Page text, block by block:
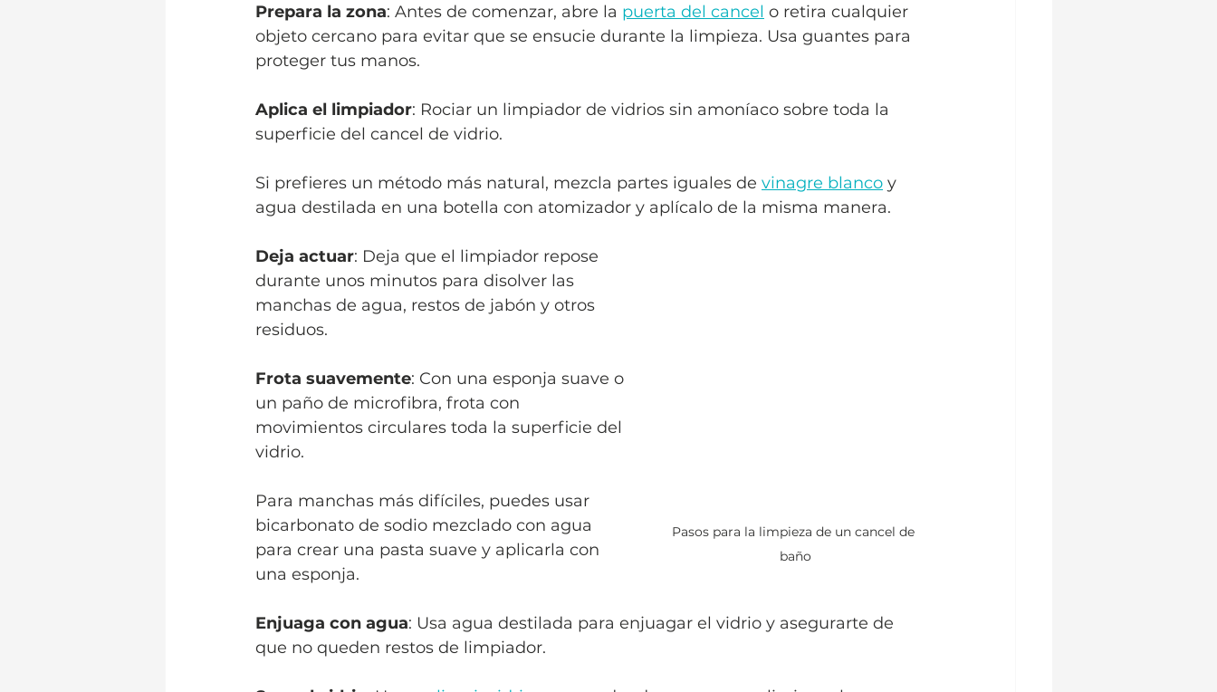
Prepara la zona: Antes de comenzar, abre la puerta del cancel o retira cualquier
objeto cercano para evitar que se ensucie durante la limpieza. Usa guantes para
proteger tus manos.
Aplica el limpiador: Rociar un limpiador de vidrios sin amoníaco sobre toda la
superficie del cancel de vidrio.
Si prefieres un método más natural, mezcla partes iguales de vinagre blanco y
agua destilada en una botella con atomizador y aplícalo de la misma manera.
Pasos para la limpieza de un cancel de
baño
Deja actuar: Deja que el limpiador repose
durante unos minutos para disolver las
manchas de agua, restos de jabón y otros
residuos.
Frota suavemente: Con una esponja suave o
un paño de microfibra, frota con
movimientos circulares toda la superficie del
vidrio.
Para manchas más difíciles, puedes usar
bicarbonato de sodio mezclado con agua
para crear una pasta suave y aplicarla con
una esponja.
Enjuaga con agua: Usa agua destilada para enjuagar el vidrio y asegurarte de
que no queden restos de limpiador.